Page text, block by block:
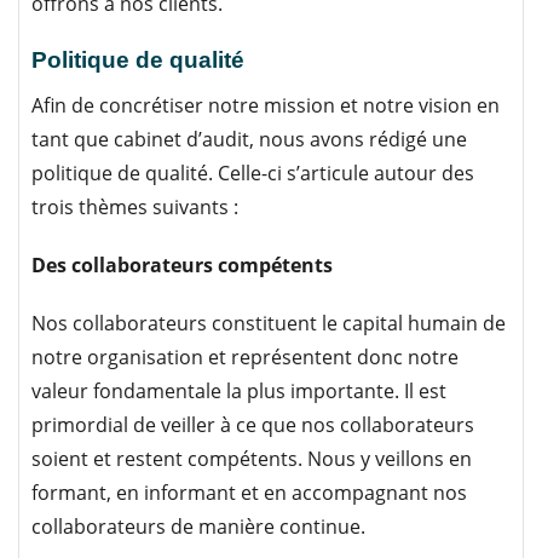
Politique de qualité
Afin de concrétiser notre mission et notre vision en
tant que cabinet d’audit, nous avons rédigé une
politique de qualité. Celle-ci s’articule autour des
trois thèmes suivants :
Des collaborateurs compétents
Nos collaborateurs constituent le capital humain de
notre organisation et représentent donc notre
valeur fondamentale la plus importante. Il est
primordial de veiller à ce que nos collaborateurs
soient et restent compétents. Nous y veillons en
formant, en informant et en accompagnant nos
collaborateurs de manière continue.